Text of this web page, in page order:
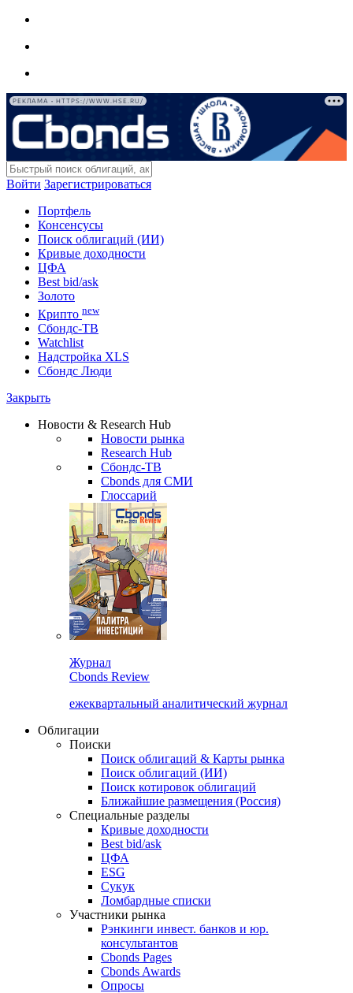
РЕКЛАМА • HTTPS://WWW.HSE.RU/
Войти Зарегистрироваться
Портфель
Консенсусы
Поиск облигаций (ИИ)
Кривые доходности
ЦФА
Best bid/ask
Золото
Крипто new
Сбондс-ТВ
Watchlist
Надстройка XLS
Сбондс Люди
Закрыть
Новости & Research Hub
Новости рынка
Research Hub
Сбондс-ТВ
Cbonds для СМИ
Глоссарий
Журнал
Cbonds Review
ежеквартальный аналитический журнал
Облигации
Поиски
Поиск облигаций & Карты рынка
Поиск облигаций (ИИ)
Поиск котировок облигаций
Ближайшие размещения (Россия)
Специальные разделы
Кривые доходности
Best bid/ask
ЦФА
ESG
Сукук
Ломбардные списки
Участники рынка
Рэнкинги инвест. банков и юр.
консультантов
Cbonds Pages
Cbonds Awards
Опросы